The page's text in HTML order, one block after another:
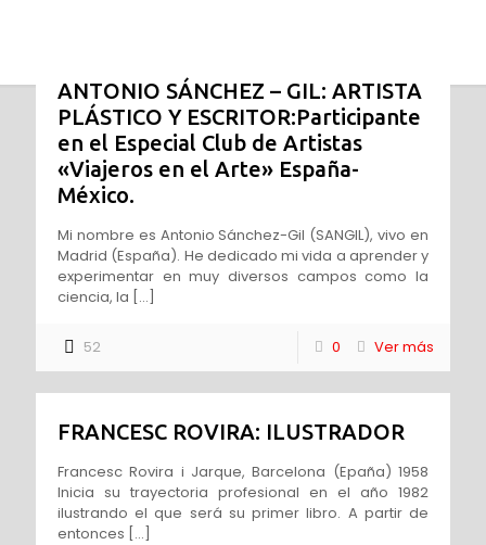
ANTONIO SÁNCHEZ – GIL: ARTISTA
PLÁSTICO Y ESCRITOR:Participante
en el Especial Club de Artistas
«Viajeros en el Arte» España-
México.
Mi nombre es Antonio Sánchez-Gil (SANGIL), vivo en
Madrid (España). He dedicado mi vida a aprender y
experimentar en muy diversos campos como la
ciencia, la […]
52 0 Ver más
FRANCESC ROVIRA: ILUSTRADOR
Francesc Rovira i Jarque, Barcelona (Epaña) 1958
Inicia su trayectoria profesional en el año 1982
ilustrando el que será su primer libro. A partir de
entonces […]